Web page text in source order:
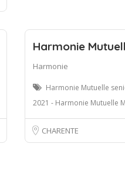
Harmonie
Harmonie
Harmonie Mutuelle
2021 - Harmonie Mutuelle
CHARENTE